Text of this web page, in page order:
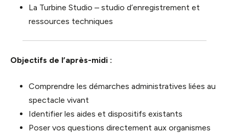
La Turbine Studio – studio d’enregistrement et
ressources techniques
Objectifs de l’après-midi :
Comprendre les démarches administratives liées au
spectacle vivant
Identifier les aides et dispositifs existants
Poser vos questions directement aux organismes